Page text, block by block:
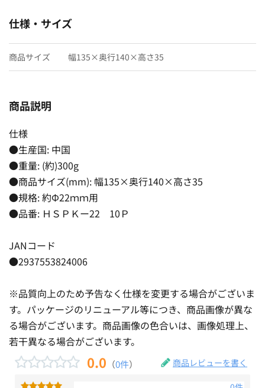
仕様・サイズ
商品サイズ 幅135×奥行140×高さ35
商品説明
仕様
●生産国: 中国
●重量: (約)300g
●商品サイズ(mm): 幅135×奥行140×高さ35
●規格: 約Φ22ｍｍ用
●品番: ＨＳＰＫー22 10Ｐ
JANコード
●2937553824006
※品質向上のため予告なく仕様を変更する場合がございま
す。パッケージのリニューアル等につき、商品画像が異な
る場合がございます。商品画像の色合いは、画像処理上、
若干異なる場合がございます。
0.0 （0件） 商品レビューを書く